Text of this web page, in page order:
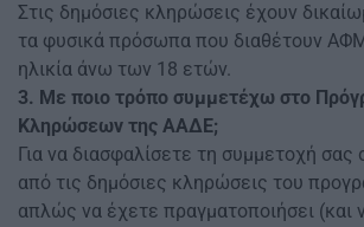
Στις δημόσιες κληρώσεις έχουν
τα φυσικά πρόσωπα που διαθέτουν
ηλικία άνω των 18 ετών.
3. Με ποιο τρόπο συμμετέχω στο
Κληρώσεων της ΑΑΔΕ;
Για να διασφαλίσετε τη συμμετοχή σας
από τις δημόσιες κληρώσεις του
απλώς να έχετε πραγματοποιήσει (και